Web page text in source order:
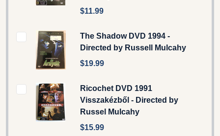
$11.99
The Shadow DVD 1994 -
Directed by Russell Mulcahy
$19.99
Ricochet DVD 1991
Visszakézből - Directed by
Russel Mulcahy
$15.99